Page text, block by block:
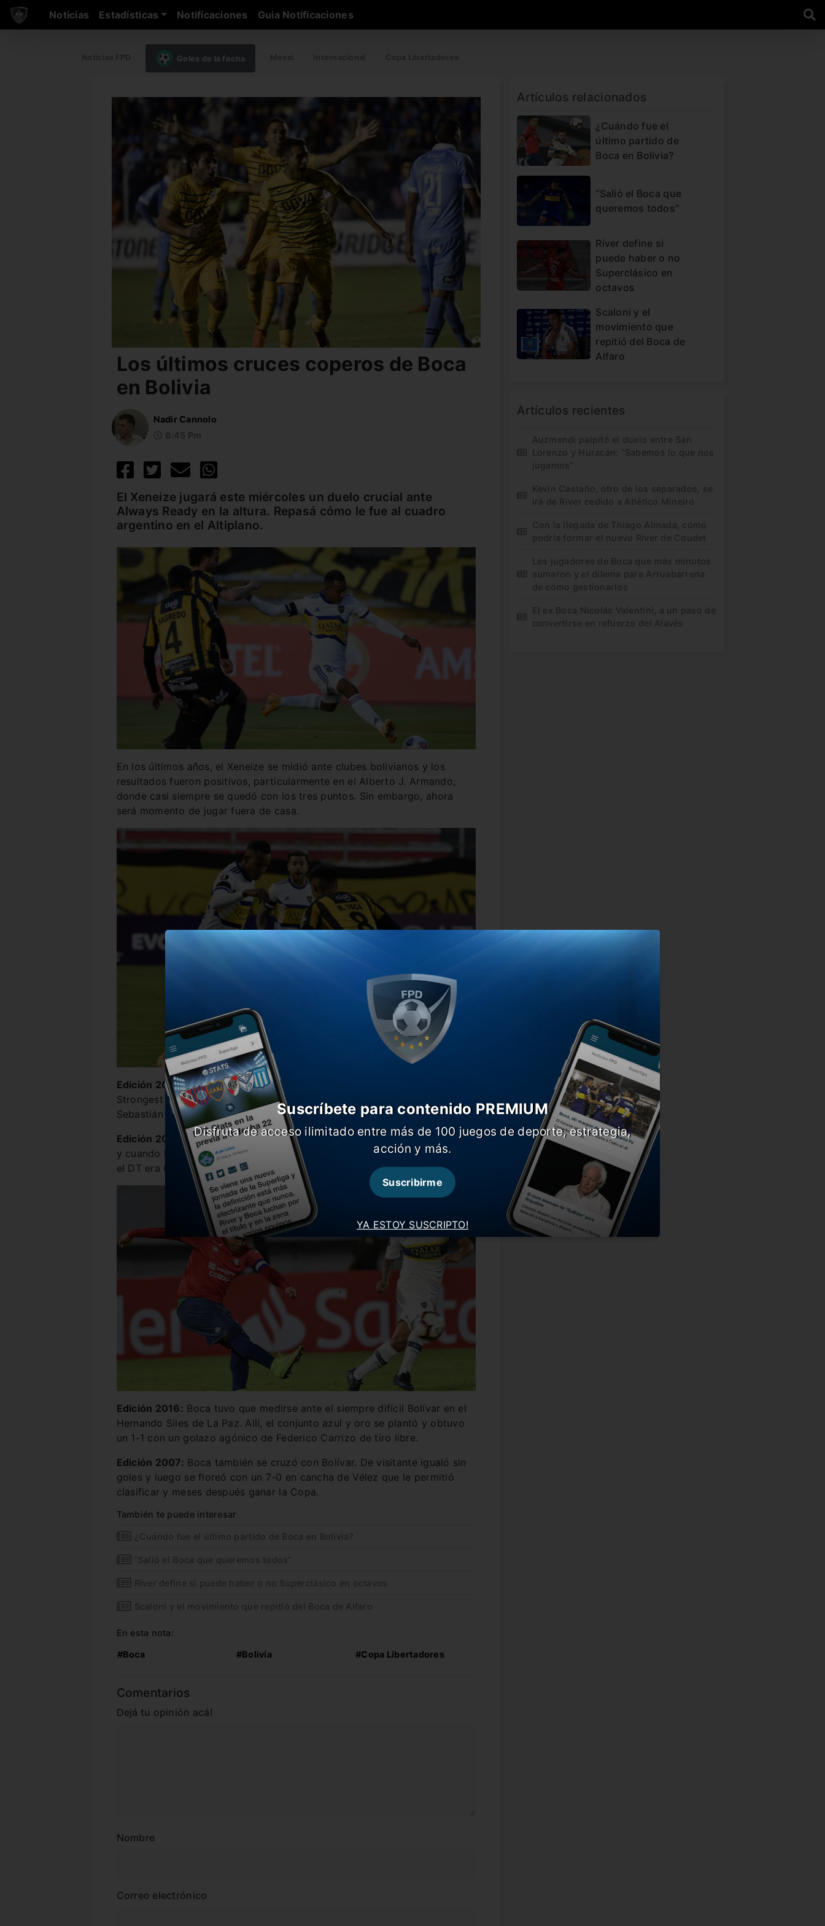
Noticias Estadísticas Notificaciones Guia Notificaciones
Goles de la fecha
Los últimos cruces coperos de Boca
en Bolivia
Nadir Cannolo
El Xeneize jugará este miércoles un duelo crucial ante
Always Ready en la altura. Repasá cómo le fue al cuadro
argentino en el Altiplano.
En los últimos años, el Xeneize se midió ante clubes bolivianos y los
resultados fueron positivos, particularmente en el Alberto J. Armando,
donde casi siempre se quedó con los tres puntos. Sin embargo, ahora
será momento de jugar fuera de casa.
Edición 2021:El equipo que dirigía Miguel Ángel Russo enfrentó a The
Strongest y logró tres puntos de oro gracias a un gol tempranero de
Sebastián Villa.
Edición 2019:el club de la Ribera compartió zona con Jorge Wilstermann
y cuando le tocó visitarlo rescató un empate sin goles. En ese entonces,
el DT era Gustavo Alfaro.
Edición 2016: Boca tuvo que medirse ante el siempre difícil Bolívar en el
Hernando Siles de La Paz. Allí, el conjunto azul y oro se plantó y obtuvo
un 1-1 con un golazo agónico de Federico Carrizo de tiro libre.
Edición 2007: Boca también se cruzó con Bolívar. De visitante igualó sin
goles y luego se floreó con un 7-0 en cancha de Vélez que le permitió
clasificar y meses después ganar la Copa.
También te puede interesar
¿Cuándo fue el último partido de Boca en Bolivia?
“Salió el Boca que queremos todos”
River define si puede haber o no Superclásico en octavos
Scaloni y el movimiento que repitió del Boca de Alfaro
En esta nota:
#Boca #Bolivia #Copa Libertadores
Comentarios
Dejá tu opinión acá!
Nombre
Correo electrónico
Artículos relacionados
¿Cuándo fue el
último partido de
Boca en Bolivia?
“Salió el Boca que
queremos todos”
River define si
puede haber o no
Superclásico en
octavos
Scaloni y el
movimiento que
repitió del Boca de
Alfaro
Artículos recientes
Auzmendi palpitó el duelo entre San
Lorenzo y Huracán: “Sabemos lo que nos
jugamos”
Kevin Castaño, otro de los separados, se
irá de River cedido a Atlético Mineiro
Con la llegada de Thiago Almada, cómo
podría formar el nuevo River de Coudet
Los jugadores de Boca que más minutos
sumaron y el dilema para Arruabarrena
de cómo gestionarlos
El ex Boca Nicolás Valentini, a un paso de
convertirse en refuerzo del Alavés
YA ESTOY SUSCRIPTO!
Suscríbete para contenido PREMIUM
Disfruta de acceso ilimitado entre más de 100 juegos de deporte, estrategia,
acción y más.
Suscribirme